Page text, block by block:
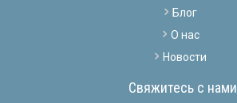
Блог
О нас
Новости
Свяжитесь с нами